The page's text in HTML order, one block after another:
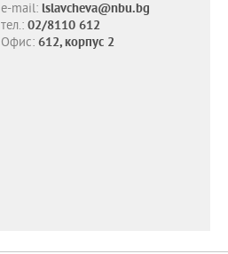
e-mail: lslavcheva@nbu.bg
тел.: 02/8110 612
Офис: 612, корпус 2